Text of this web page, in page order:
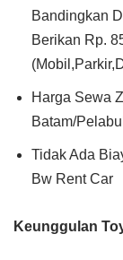
Bandingkan
Berikan Rp.
Harga Sewa
Batam/
Tidak Ada
Bw Rent Car
Keunggulan